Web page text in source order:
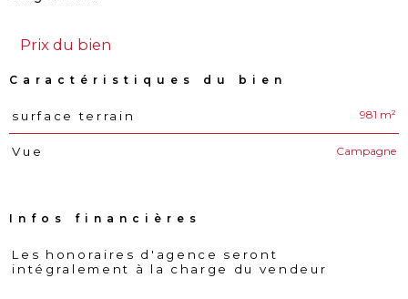
Prix du bien
Caractéristiques du bien
Caractéristiques Valeurs
surface terrain 981 m²
Vue Campagne
Infos financières
Caractéristiques Valeurs
Les honoraires d'agence seront
intégralement à la charge du vendeur